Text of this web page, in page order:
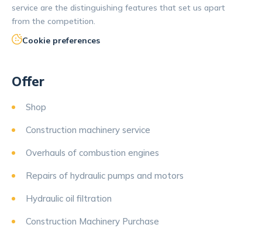
service are the distinguishing features that set us apart
from the competition.
Cookie preferences
Offer
Shop
Construction machinery service
Overhauls of combustion engines
Repairs of hydraulic pumps and motors
Hydraulic oil filtration
Construction Machinery Purchase